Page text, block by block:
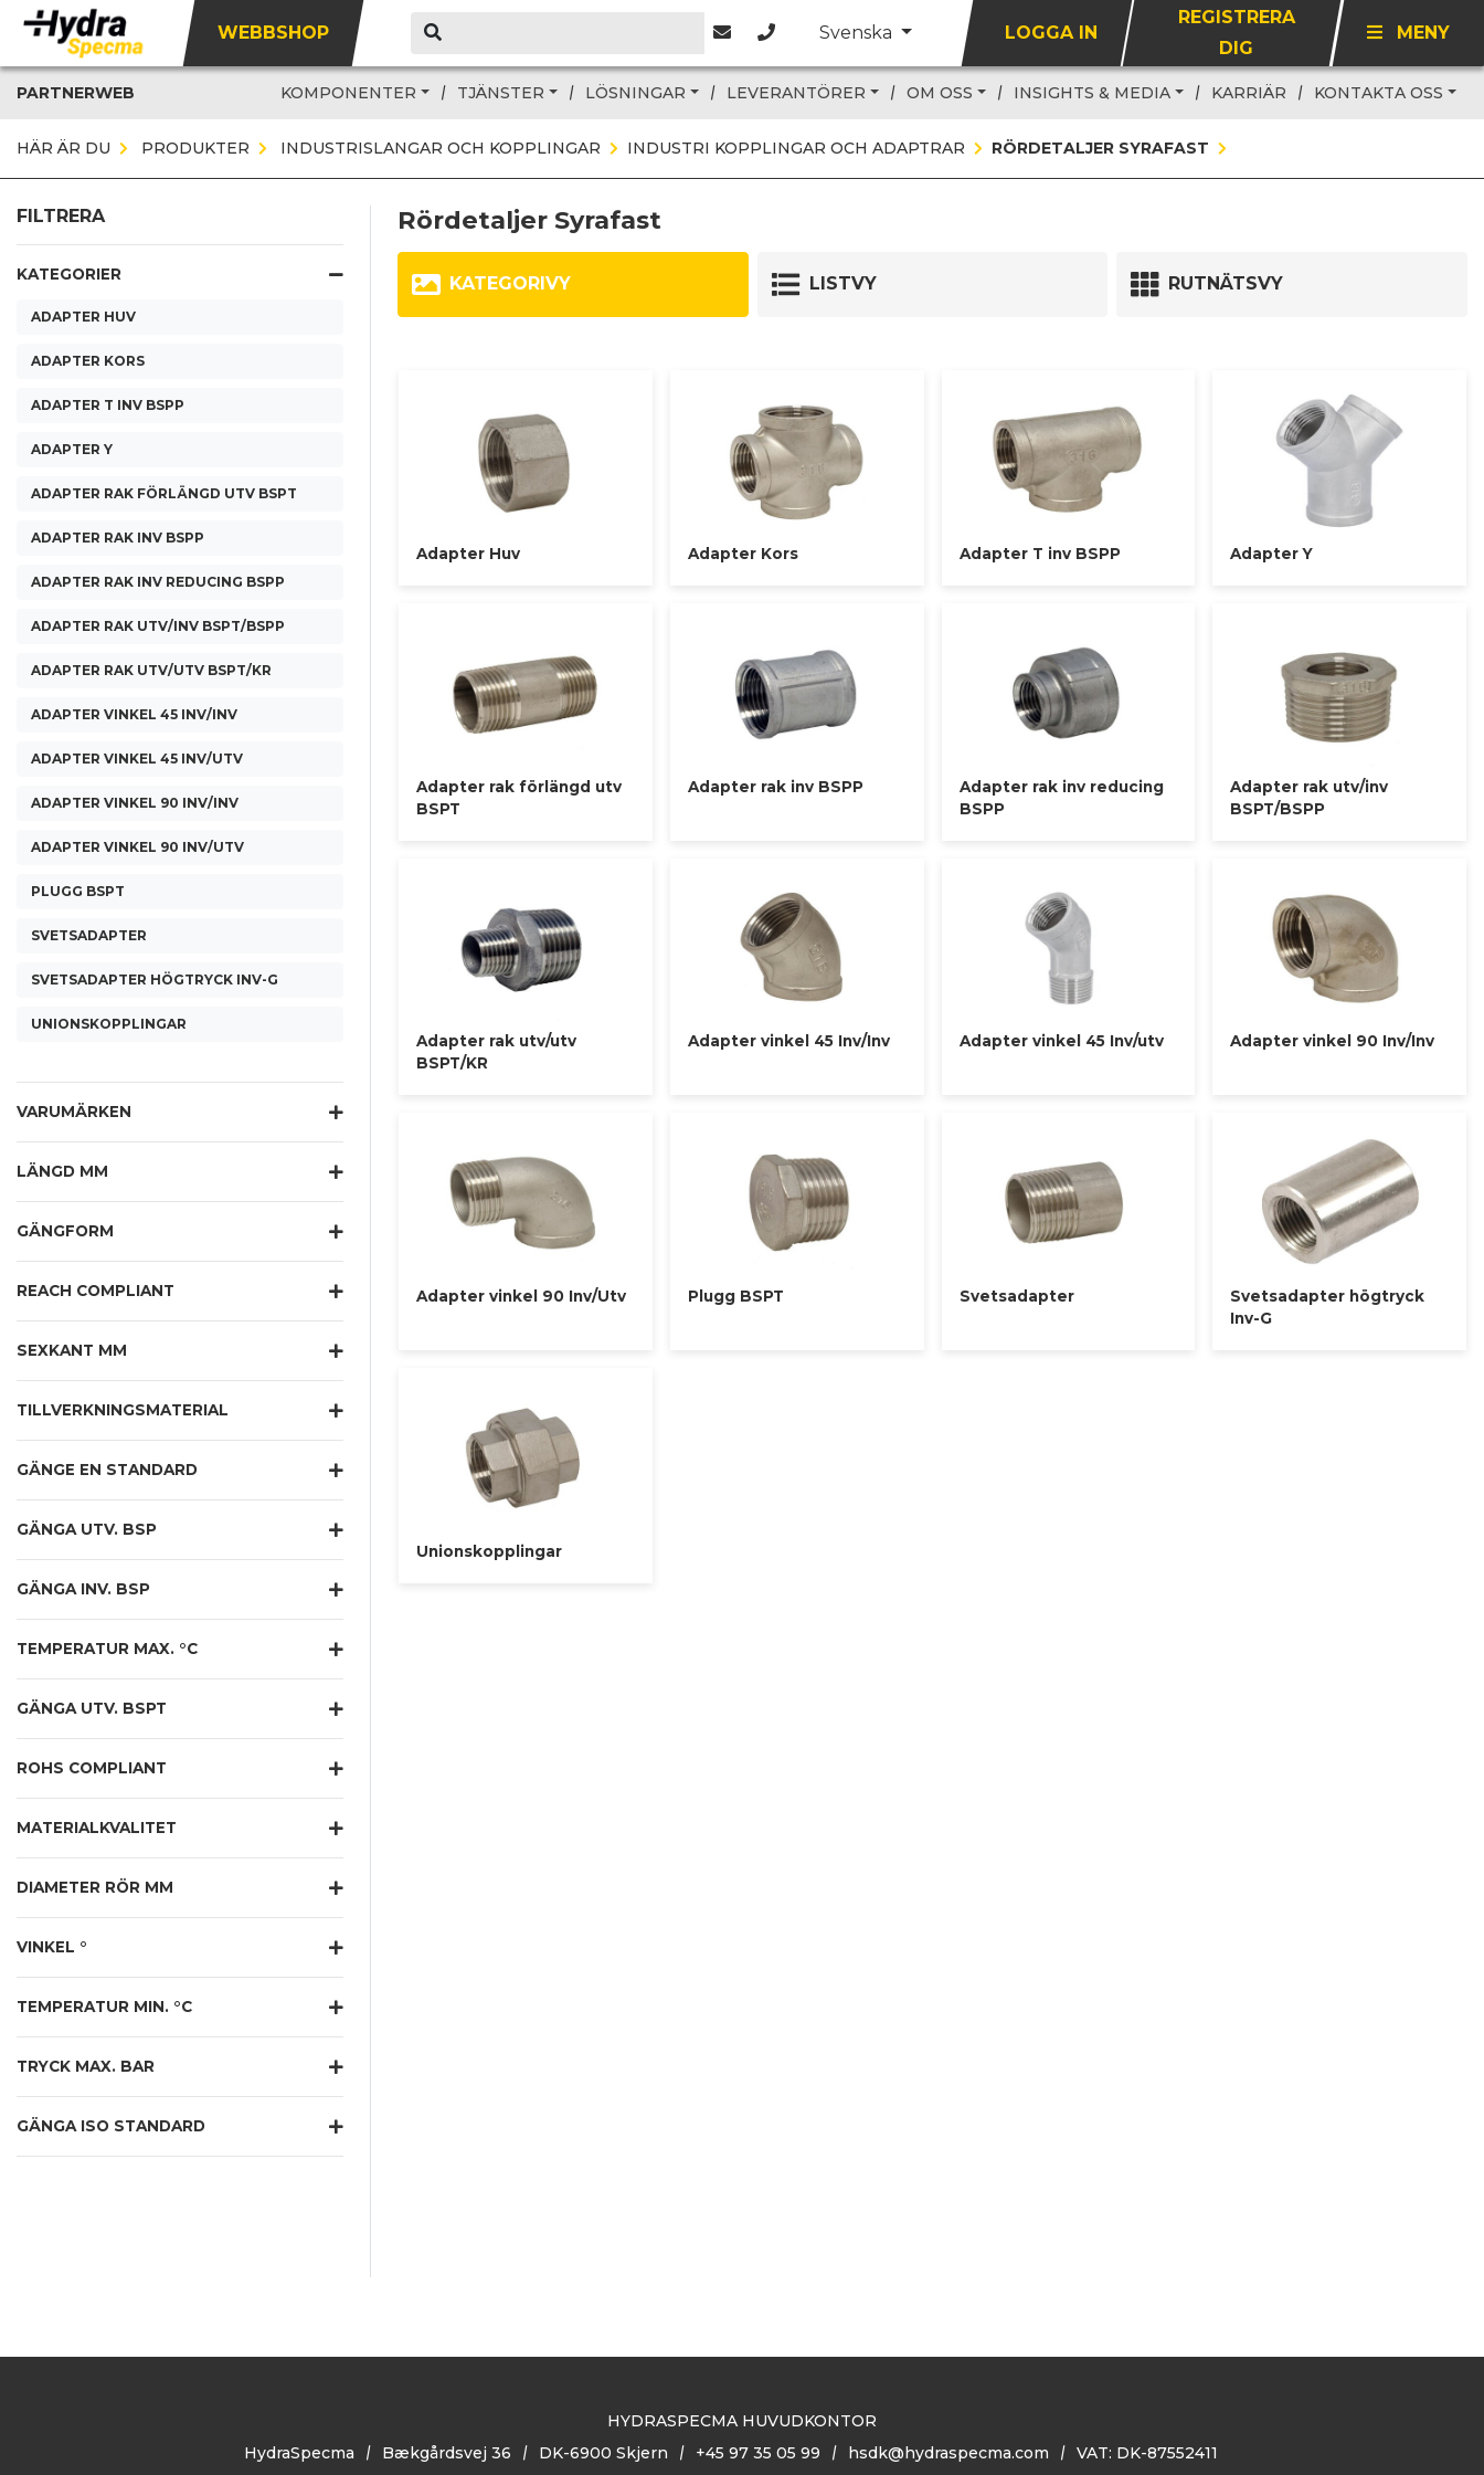
WEBBSHOP Svenska LOGGA IN
REGISTRERA
DIG
MENY
PARTNERWEB KOMPONENTER TJÄNSTER LÖSNINGAR LEVERANTÖRER OM OSS INSIGHTS & MEDIA KARRIÄR KONTAKTA OSS
HÄR ÄR DU PRODUKTER INDUSTRISLANGAR OCH KOPPLINGAR INDUSTRI KOPPLINGAR OCH ADAPTRAR RÖRDETALJER SYRAFAST
FILTRERA
KATEGORIER
ADAPTER HUV
ADAPTER KORS
ADAPTER T INV BSPP
ADAPTER Y
ADAPTER RAK FÖRLÄNGD UTV BSPT
ADAPTER RAK INV BSPP
ADAPTER RAK INV REDUCING BSPP
ADAPTER RAK UTV/INV BSPT/BSPP
ADAPTER RAK UTV/UTV BSPT/KR
ADAPTER VINKEL 45 INV/INV
ADAPTER VINKEL 45 INV/UTV
ADAPTER VINKEL 90 INV/INV
ADAPTER VINKEL 90 INV/UTV
PLUGG BSPT
SVETSADAPTER
SVETSADAPTER HÖGTRYCK INV-G
UNIONSKOPPLINGAR
VARUMÄRKEN
LÄNGD MM
GÄNGFORM
REACH COMPLIANT
SEXKANT MM
TILLVERKNINGSMATERIAL
GÄNGE EN STANDARD
GÄNGA UTV. BSP
GÄNGA INV. BSP
TEMPERATUR MAX. °C
GÄNGA UTV. BSPT
ROHS COMPLIANT
MATERIALKVALITET
DIAMETER RÖR MM
VINKEL °
TEMPERATUR MIN. °C
TRYCK MAX. BAR
GÄNGA ISO STANDARD
Rördetaljer Syrafast
KATEGORIVY LISTVY RUTNÄTSVY
Adapter Huv Adapter Kors Adapter T inv BSPP Adapter Y
Adapter rak förlängd utv
BSPT
Adapter rak inv BSPP
Adapter rak inv reducing
BSPP
Adapter rak utv/inv
BSPT/BSPP
Adapter rak utv/utv
BSPT/KR
Adapter vinkel 45 Inv/Inv Adapter vinkel 45 Inv/utv Adapter vinkel 90 Inv/Inv
Adapter vinkel 90 Inv/Utv Plugg BSPT Svetsadapter
Svetsadapter högtryck
Inv-G
Unionskopplingar
HYDRASPECMA HUVUDKONTOR
HydraSpecma
Bækgårdsvej 36 DK-6900 Skjern +45 97 35 05 99 hsdk@hydraspecma.com VAT: DK-87552411